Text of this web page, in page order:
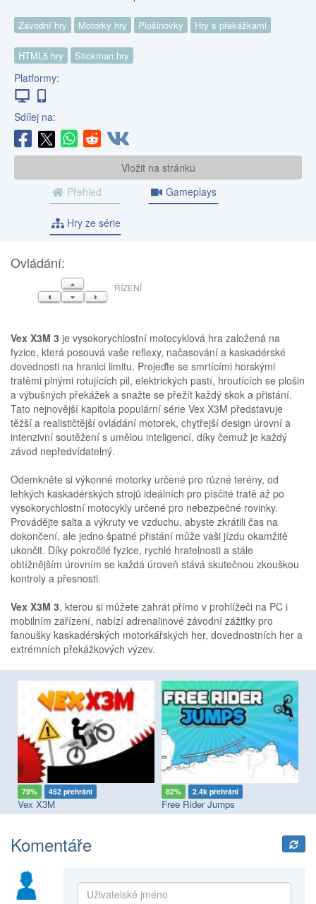
Závodní hry Motorky hry Plošinovky Hry s překážkami
HTML5 hry Stickman hry
Platformy:
Sdílej na:
Vložit na stránku
Přehled
Gameplays
Hry ze série
Ovládání:
NAHORU
VLEVODOLŮVPRAVO
ŘÍZENÍ
Vex X3M 3 je vysokorychlostní motocyklová hra založená na
fyzice, která posouvá vaše reflexy, načasování a kaskadérské
dovednosti na hranici limitu. Projeďte se smrtícími horskými
tratěmi plnými rotujících pil, elektrických pastí, hroutících se plošin
a výbušných překážek a snažte se přežít každý skok a přistání.
Tato nejnovější kapitola populární série Vex X3M představuje
těžší a realističtější ovládání motorek, chytřejší design úrovní a
intenzivní soutěžení s umělou inteligencí, díky čemuž je každý
závod nepředvídatelný.
Odemkněte si výkonné motorky určené pro různé terény, od
lehkých kaskadérských strojů ideálních pro písčité tratě až po
vysokorychlostní motocykly určené pro nebezpečné rovinky.
Provádějte salta a výkruty ve vzduchu, abyste zkrátili čas na
dokončení, ale jedno špatné přistání může vaši jízdu okamžitě
ukončit. Díky pokročilé fyzice, rychlé hratelnosti a stále
obtížnějším úrovním se každá úroveň stává skutečnou zkouškou
kontroly a přesnosti.
Vex X3M 3, kterou si můžete zahrát přímo v prohlížeči na PC i
mobilním zařízení, nabízí adrenalinové závodní zážitky pro
fanoušky kaskadérských motorkářských her, dovednostních her a
extrémních překážkových výzev.
79% 452 přehrání
Vex X3M
82% 2.4k přehrání
Free Rider Jumps
Komentáře